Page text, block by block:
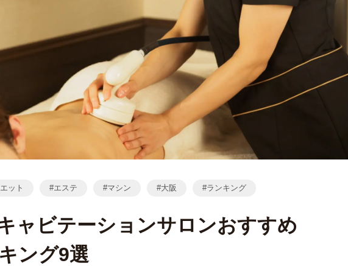
ット エステ マシン 大阪 ランキング
ャビテーションサロンおすすめ
ング9選